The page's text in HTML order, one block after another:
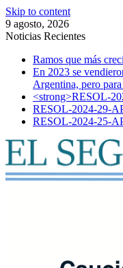
Skip to content
9 agosto, 2026
Noticias Recientes
Ramos que más
En 2023 se
Argentina, pero
<strong>RESOL-
RESOL-2024-29-
RESOL-2024-25-